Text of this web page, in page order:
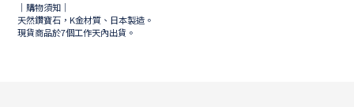
｜購物須知｜
天然鑽寶石，K金材質、日本製造。
現貨商品於7個工作天內出貨。